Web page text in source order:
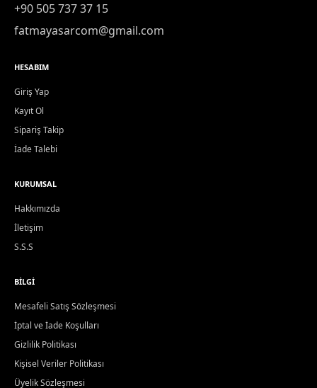
+90 505 737 37 15
fatmayasarcom@gmail.com
HESABIM
Giriş Yap
Kayıt Ol
Sipariş Takip
İade Talebi
KURUMSAL
Hakkımızda
İletişim
S.S.S
BILGI
Mesafeli Satış Sözleşmesi
İptal ve İade Koşulları
Gizlilik Politikası
Kişisel Veriler Politikası
Üyelik Sözleşmesi